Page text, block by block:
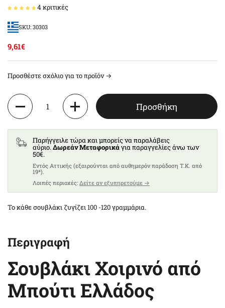
4 κριτικές
SKU: 30303
9,61€
Προσθέστε σχόλιο για το προϊόν →
Ποσότητα
Προσθήκη
Παρήγγειλε τώρα και μπορείς να παραλάβεις
αύριο.Δωρεάν Μεταφορικάγια παραγγελίες άνω των
50€.
Eντός Αττικής (εξαιρούνται από αυθημερόν παράδοση T.K. από
19*).
Λοιπές περιοχές: Δείτε αν εξυπηρετούμε →
Το κάθε σουβλάκι ζυγίζει 100 -120 γραμμάρια.
Περιγραφή
Σουβλάκι Χοιρινό από
Μπούτι Ελλάδος